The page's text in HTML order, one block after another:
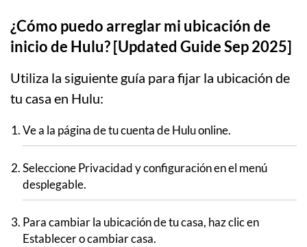
¿Cómo puedo arreglar mi ubicación de
inicio de Hulu? [Updated Guide Sep 2025]
Utiliza la siguiente guía para fijar la ubicación de
tu casa en Hulu:
Ve a la página de tu cuenta de Hulu online.
Seleccione Privacidad y configuración en el menú
desplegable.
Para cambiar la ubicación de tu casa, haz clic en
Establecer o cambiar casa.